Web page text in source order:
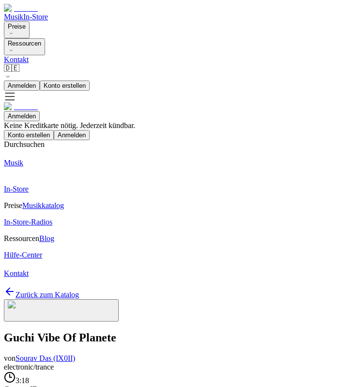
MusikIn-Store
Preise
Ressourcen
Kontakt
🇩🇪
Anmelden Konto erstellen
Anmelden
Keine Kreditkarte nötig. Jederzeit kündbar.
Konto erstellen Anmelden
Durchsuchen
Musik
In-Store
PreiseMusikkatalog
In-Store-Radios
RessourcenBlog
Hilfe-Center
Kontakt
Zurück zum Katalog
Guchi Vibe Of Planete
vonSourav Das (IX0II)
electronic/trance
3:18